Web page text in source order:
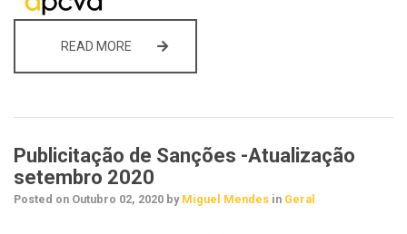
READ MORE QUALIFICAÇÃO DOS ESPETÁCULOS
Publicitação de Sanções -Atualização
setembro 2020
Posted on Outubro 02, 2020 by Miguel Mendes in Geral